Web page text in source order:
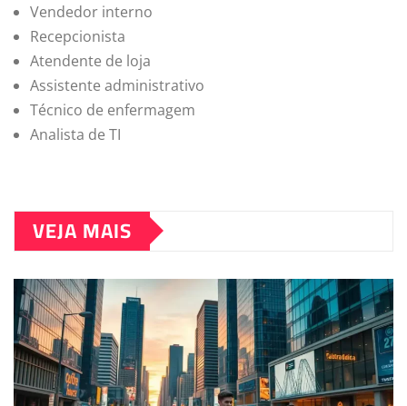
Vendedor interno
Recepcionista
Atendente de loja
Assistente administrativo
Técnico de enfermagem
Analista de TI
VEJA MAIS